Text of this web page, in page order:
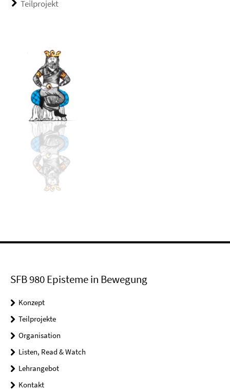
Teilprojekt
SFB 980 Episteme in Bewegung
Konzept
Teilprojekte
Organisation
Listen, Read & Watch
Lehrangebot
Kontakt